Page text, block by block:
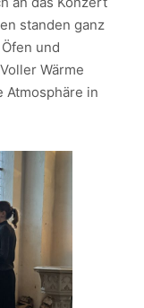
standen ganz
und
Wärme
Atmosphäre in